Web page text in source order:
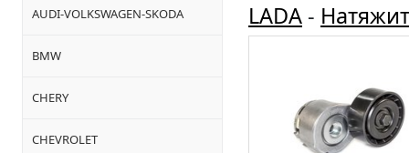
AUDI-VOLKSWAGEN-SKODA
BMW
CHERY
CHEVROLET
LADA -